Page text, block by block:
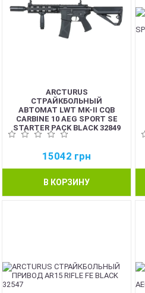
ARCTURUS
СТРАЙКБОЛЬНЫЙ
АВТОМАТ LWT MK-II CQB
CARBINE 10 AEG SPORT SE
STARTER PACK BLACK 32849
15042 грн
В КОРЗИНУ